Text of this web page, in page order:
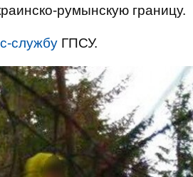
румынскую границу.
службу ГПСУ.